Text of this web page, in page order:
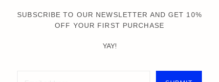
SUBSCRIBE TO OUR NEWSLETTER AND GET 10%
OFF YOUR FIRST PURCHASE
YAY!